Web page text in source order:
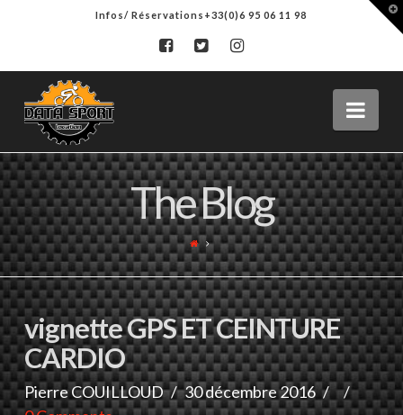
Infos/ Réservations+33(0)6 95 06 11 98
Data-
sportThe Blog
vignette GPS ET CEINTURE
CARDIO
Pierre COUILLOUD
30 décembre 2016